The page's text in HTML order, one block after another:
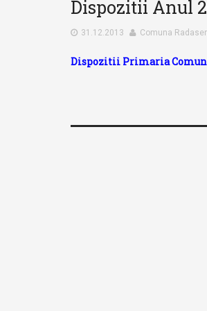
Dispozitii Anul
31.12.2013 Comuna
Dispozitii Primaria